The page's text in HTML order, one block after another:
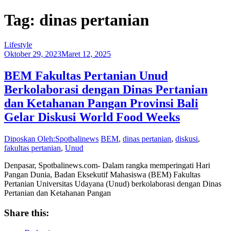
Tag: dinas pertanian
Lifestyle
Oktober 29, 2023Maret 12, 2025
BEM Fakultas Pertanian Unud
Berkolaborasi dengan Dinas Pertanian
dan Ketahanan Pangan Provinsi Bali
Gelar Diskusi World Food Weeks
Diposkan Oleh:Spotbalinews BEM, dinas pertanian, diskusi,
fakultas pertanian, Unud
Denpasar, Spotbalinews.com- Dalam rangka memperingati Hari
Pangan Dunia, Badan Eksekutif Mahasiswa (BEM) Fakultas
Pertanian Universitas Udayana (Unud) berkolaborasi dengan Dinas
Pertanian dan Ketahanan Pangan
Share this: